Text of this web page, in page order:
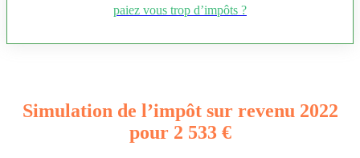
paiez vous trop d’impôts ?
Simulation de l’impôt sur revenu 2022
pour 2 533 €